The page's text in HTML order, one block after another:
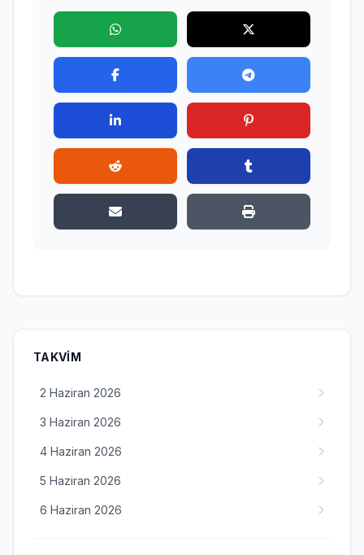
TAKVIM
2 Haziran 2026
3 Haziran 2026
4 Haziran 2026
5 Haziran 2026
6 Haziran 2026